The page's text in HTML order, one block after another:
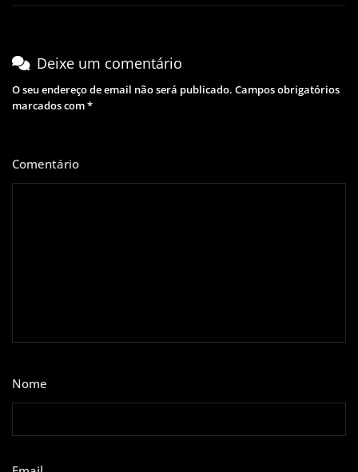
Deixe um comentário
O seu endereço de email não será publicado. Campos obrigatórios
marcados com*
Comentário
Nome